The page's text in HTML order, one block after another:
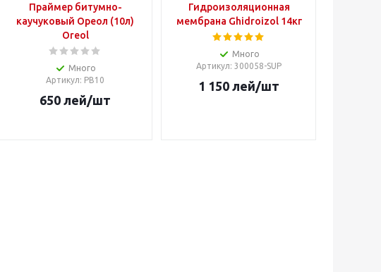
Праймер битумно-
каучуковый Ореол (10л)
Oreol
Много
Артикул: PB10
650 лей/шт
Гидроизоляционная
мембрана Ghidroizol 14кг
Много
Артикул: 300058-SUP
1 150 лей/шт